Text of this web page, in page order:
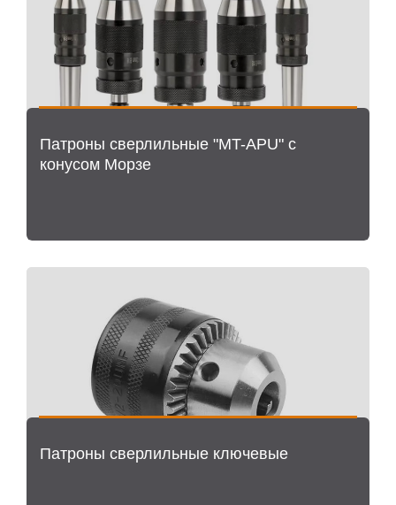
Патроны сверлильные "MT-APU" с
конусом Морзе
Патроны сверлильные ключевые